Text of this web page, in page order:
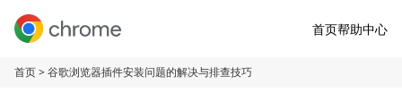
首页帮助中心
首页> 谷歌浏览器插件安装问题的解决与排查技巧